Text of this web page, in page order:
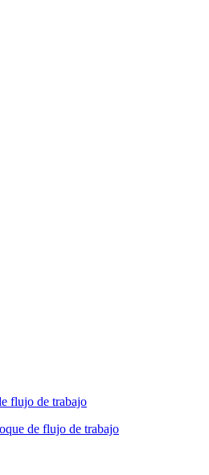
flujo de trabajo
de flujo de trabajo